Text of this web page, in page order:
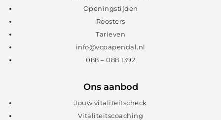
Openingstijden
Roosters
Tarieven
info@vcpapendal.nl
088 – 088 1392
Ons aanbod
Jouw vitaliteitscheck
Vitaliteitscoaching